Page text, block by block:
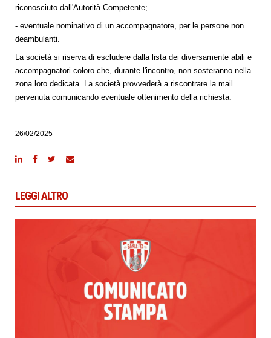
riconosciuto dall'Autorità Competente;
- eventuale nominativo di un accompagnatore, per le persone non
deambulanti.
La società si riserva di escludere dalla lista dei diversamente abili e
accompagnatori coloro che, durante l'incontro, non sosteranno nella
zona loro dedicata. La società provvederà a riscontrare la mail
pervenuta comunicando eventuale ottenimento della richiesta.
26/02/2025
LEGGI ALTRO